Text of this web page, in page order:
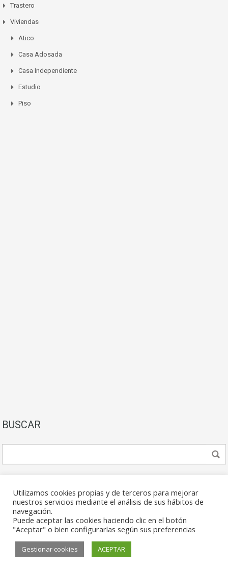
Trastero
Viviendas
Atico
Casa Adosada
Casa Independiente
Estudio
Piso
BUSCAR
© 2026. Todos los derechos reservados.
Utilizamos cookies propias y de terceros para mejorar
nuestros servicios mediante el análisis de sus hábitos de
navegación.
Puede aceptar las cookies haciendo clic en el botón
"Aceptar" o bien configurarlas según sus preferencias
Gestionar cookies ACEPTAR